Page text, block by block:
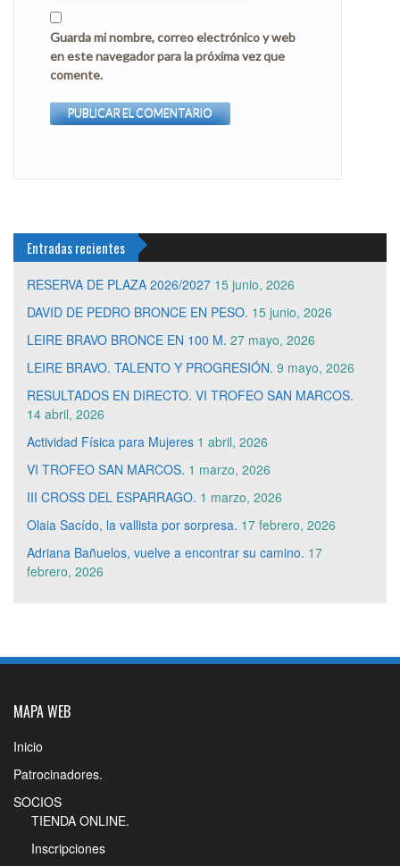
Guarda mi nombre, correo electrónico y web
en este navegador para la próxima vez que
comente.
Entradas recientes
RESERVA DE PLAZA 2026/2027 15 junio, 2026
DAVID DE PEDRO BRONCE EN PESO. 15 junio, 2026
LEIRE BRAVO BRONCE EN 100 M. 27 mayo, 2026
LEIRE BRAVO. TALENTO Y PROGRESIÓN. 9 mayo, 2026
RESULTADOS EN DIRECTO. VI TROFEO SAN MARCOS.
14 abril, 2026
Actividad Física para Mujeres 1 abril, 2026
VI TROFEO SAN MARCOS. 1 marzo, 2026
III CROSS DEL ESPARRAGO. 1 marzo, 2026
Olaia Sacído, la vallista por sorpresa. 17 febrero, 2026
Adriana Bañuelos, vuelve a encontrar su camino. 17
febrero, 2026
MAPA WEB
Inicio
Patrocinadores.
SOCIOS
TIENDA ONLINE.
Inscripciones